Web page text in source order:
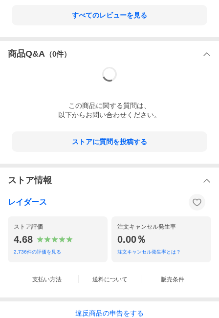
すべてのレビューを見る
商品Q&A （0件）
この商品に関する質問は、
以下からお問い合わせください。
ストアに質問を投稿する
ストア情報
レイダース
ストア評価
4.68
2,736件の評価を見る
注文キャンセル発生率
0.00％
注文キャンセル発生率とは？
支払い方法 送料について 販売条件
違反商品の申告をする